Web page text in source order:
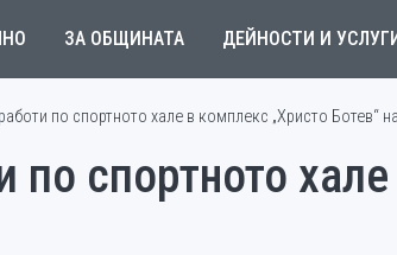
ЗА ОБЩИНАТА ДЕЙНОСТИ И
по спортното хале в комплекс „Христо Ботев“
по спортното